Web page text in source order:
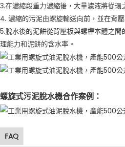
3.在濃縮段重力濃縮後，大量濾液將從環
4. 濃縮的污泥由螺旋輸送向前，並在背
5.脫水後的泥餅從背壓板與螺桿本體之
理能力和泥餅的含水率。
螺旋式污泥脫水機合作案例：
FAQ